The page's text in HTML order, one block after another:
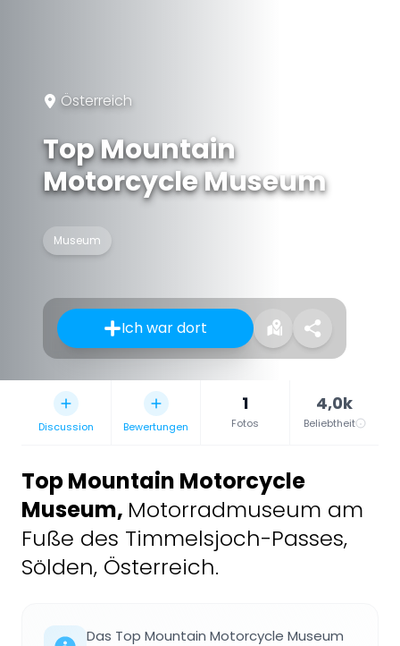
Österreich
Top Mountain
Motorcycle Museum
Museum
Ich war dort
Discussion Bewertungen
1
Fotos
4,0k
Beliebtheit
Top Mountain Motorcycle
Museum, Motorradmuseum am
Fuße des Timmelsjoch-Passes,
Sölden, Österreich.
Das Top Mountain Motorcycle Museum